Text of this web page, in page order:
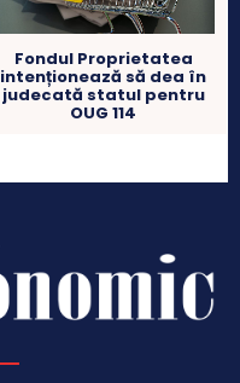
Fondul Proprietatea
intenționează să dea în
judecată statul pentru
OUG 114